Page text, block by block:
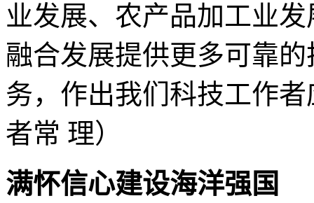
业发展、农产品加工业
融合发展提供更多可靠
务，作出我们科技工作
者常 理）
满怀信心建设海洋强国